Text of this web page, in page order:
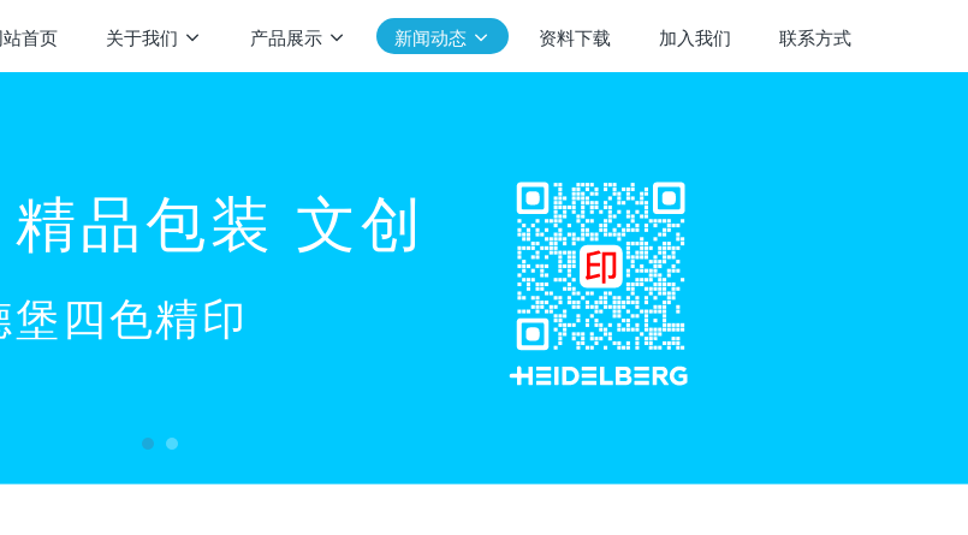
站首页 关于我们 产品展示 新闻动态 资料下载 加入我们 联系方式